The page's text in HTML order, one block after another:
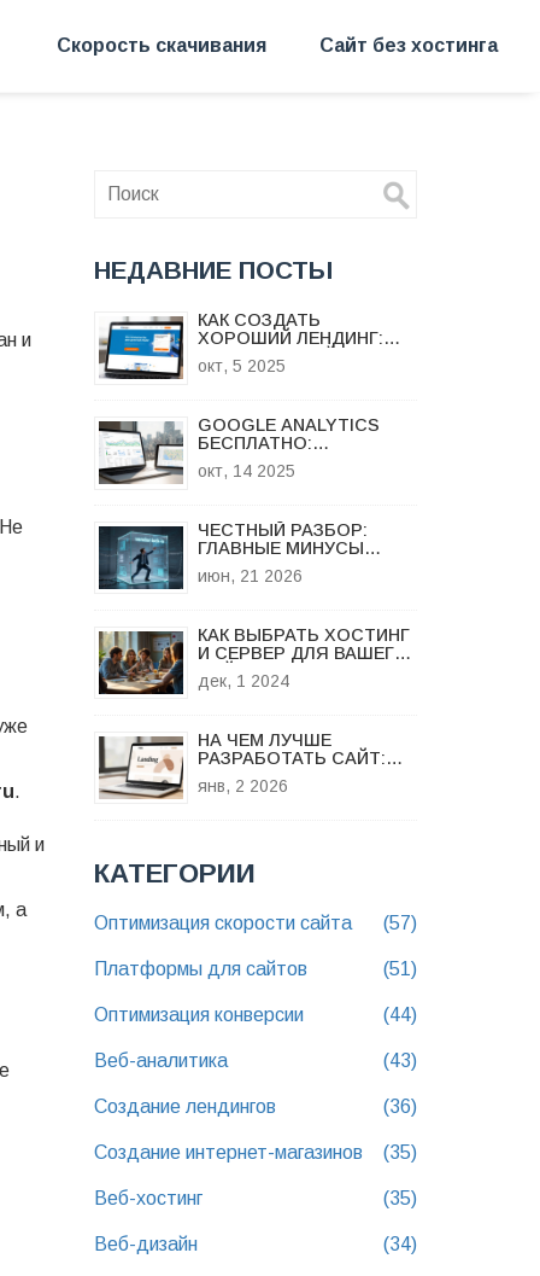
Скорость скачивания Сайт без хостинга
и
.
и
а
НЕДАВНИЕ ПОСТЫ
КАК СОЗДАТЬ
ХОРОШИЙ ЛЕНДИНГ:
ПРАКТИЧЕСКИЙ ГИД
окт, 5 2025
GOOGLE ANALYTICS
БЕСПЛАТНО:
ВОЗМОЖНОСТИ,
ОГРАНИЧЕНИЯ И
окт, 14 2025
ЧЕСТНЫЙ РАЗБОР:
ГЛАВНЫЕ МИНУСЫ
ТИЛЬДЫ ДЛЯ БИЗНЕСА
И БОЛЬШИЕ ПРОЕКТЫ
июн, 21 2026
КАК ВЫБРАТЬ ХОСТИНГ
И СЕРВЕР ДЛЯ ВАШЕГО
САЙТА: ОСНОВНЫЕ
РАЗЛИЧИЯ
дек, 1 2024
НА ЧЕМ ЛУЧШЕ
РАЗРАБОТАТЬ САЙТ:
СРАВНЕНИЕ ПЛАТФОРМ
ДЛЯ РАЗНЫХ ЗАДАЧ
янв, 2 2026
КАТЕГОРИИ
Оптимизация скорости сайта (57)
Платформы для сайтов (51)
Оптимизация конверсии (44)
Веб-аналитика (43)
Создание лендингов (36)
Создание интернет-магазинов (35)
Веб-хостинг (35)
Веб-дизайн (34)